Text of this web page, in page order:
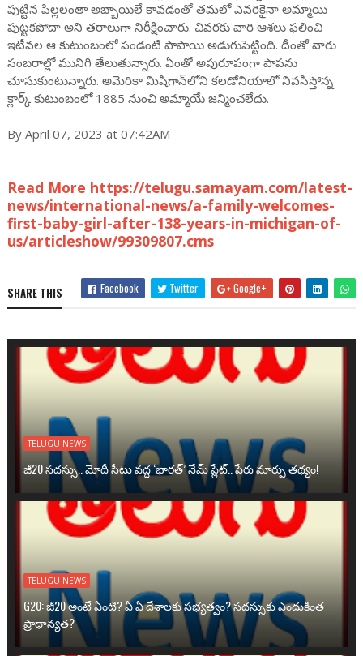
పుట్టిన పిల్లలంతా అబ్బాయిలే కావడంతో తమలో ఎవరికైనా అమ్మాయి
పుట్టకపోదా అని తరాలుగా నిరీక్షించారు. చివరకు వారి ఆశలు ఫలించి
ఇటీవల ఆ కుటుంబంలో పండంటి పాపాయి అడుగుపెట్టింది. దీంతో వారు
సంబరాల్లో మునిగి తేలుతున్నారు. ఏంతో అపురూపంగా పాపను
చూసుకుంటున్నారు. అమెరికా మిషిగాన్‌‌లోని కలడోనియాలో నివసిస్తోన్న
క్లార్క్‌ కుటుంబంలో 1885 నుంచి అమ్మాయే జన్మించలేదు.
By April 07, 2023 at 07:42AM
Read More https://telugu.samayam.com/latest-
news/international-news/a-family-welcomes-
first-baby-girl-after-138-years-in-michigan-of-
us/articleshow/99309807.cms
SHARE THIS Facebook Twitter Google+
TELUGU NEWS
జీ20 సదస్సు.. మోదీ సీటు వద్ద ‘భారత్’ నేమ్ ప్లేట్‌.. పేరు మార్పు తథ్యం!
TELUGU NEWS
G20: జీ20 అంటే ఏంటి? ఏ ఏ దేశాలకు సభ్యత్వం? సదస్సుకు ఎందుకింత
ప్రాధాన్యత?